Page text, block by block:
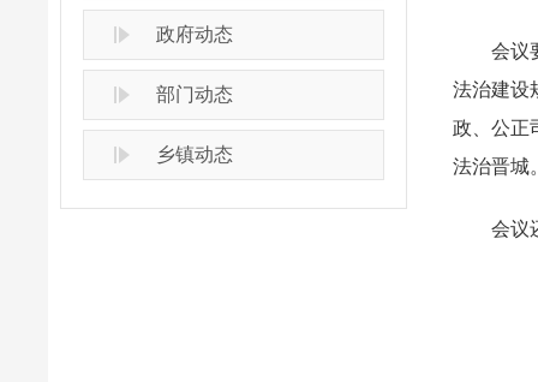
政府动态
部门动态
乡镇动态
会议要
法治建设
政、公正
法治晋城
会议还